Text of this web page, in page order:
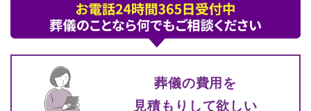
葬儀の費⽤を
⾒積もりして欲しい